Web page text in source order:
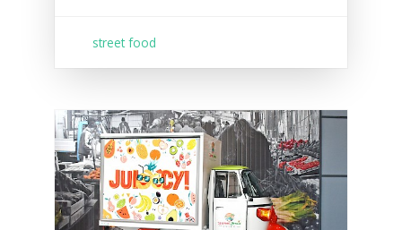
street food